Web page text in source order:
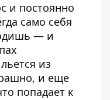
и постоянно
само себя
— и
из
и еще
попадает к